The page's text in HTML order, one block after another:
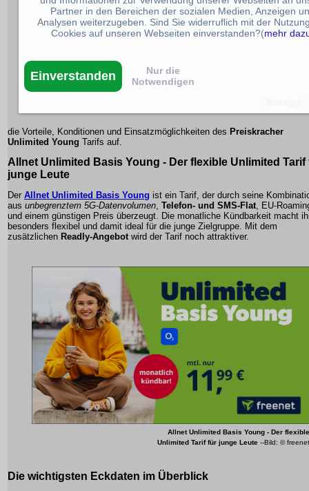
die Vorteile, Konditionen und Einsatzmöglichkeiten des Preiskracher
Unlimited Young Tarifs auf.
Allnet Unlimited Basis Young - Der flexible Unlimited Tarif
junge Leute
Der Allnet Unlimited Basis Young ist ein Tarif, der durch seine
aus unbegrenztem 5G-Datenvolumen, Telefon- und SMS-Flat, EU-
und einem günstigen Preis überzeugt. Die monatliche Kündbarkeit macht
besonders flexibel und damit ideal für die junge Zielgruppe. Mit dem
zusätzlichen Readly-Angebotwird der Tarif noch attraktiver.
Allnet Unlimited Basis Young - Der flexible
Unlimited Tariffür junge Leute --Bild: © freenet
Die wichtigsten Eckdaten im Überblick
Partner in den Bereichen der sozialen Medien, Anzeigen
Analysen weiterzugeben. Sind Sie widerruflich mit der
Cookies auf unseren Webseiten einverstanden?(mehr
Einverstanden
Nur die
Notwendigen